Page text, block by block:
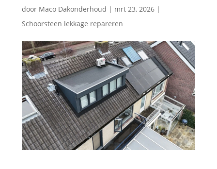
door Maco Dakonderhoud | mrt 23, 2026|
Schoorsteen lekkage repareren